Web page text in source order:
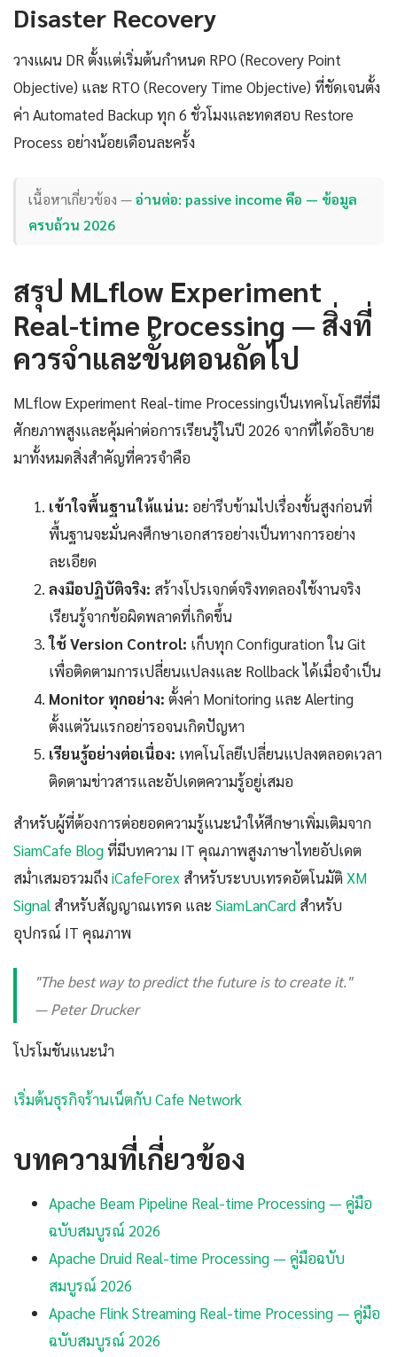
Disaster Recovery
วางแผน DR ตั้งแต่เริ่มต้นกำหนด RPO (Recovery Point
Objective) และ RTO (Recovery Time Objective) ที่ชัดเจนตั้ง
ค่า Automated Backup ทุก 6 ชั่วโมงและทดสอบ Restore
Process อย่างน้อยเดือนละครั้ง
เนื้อหาเกี่ยวข้อง —อ่านต่อ: passive income คือ — ข้อมูล
ครบถ้วน 2026
สรุป MLflow Experiment
Real-time Processing — สิ่งที่
ควรจำและขั้นตอนถัดไป
MLflow Experiment Real-time Processingเป็นเทคโนโลยีที่มี
ศักยภาพสูงและคุ้มค่าต่อการเรียนรู้ในปี 2026 จากที่ได้อธิบาย
มาทั้งหมดสิ่งสำคัญที่ควรจำคือ
เข้าใจพื้นฐานให้แน่น: อย่ารีบข้ามไปเรื่องขั้นสูงก่อนที่
พื้นฐานจะมั่นคงศึกษาเอกสารอย่างเป็นทางการอย่าง
ละเอียด
ลงมือปฏิบัติจริง: สร้างโปรเจกต์จริงทดลองใช้งานจริง
เรียนรู้จากข้อผิดพลาดที่เกิดขึ้น
ใช้ Version Control: เก็บทุก Configuration ใน Git
เพื่อติดตามการเปลี่ยนแปลงและ Rollback ได้เมื่อจำเป็น
Monitor ทุกอย่าง: ตั้งค่า Monitoring และ Alerting
ตั้งแต่วันแรกอย่ารอจนเกิดปัญหา
เรียนรู้อย่างต่อเนื่อง: เทคโนโลยีเปลี่ยนแปลงตลอดเวลา
ติดตามข่าวสารและอัปเดตความรู้อยู่เสมอ
สำหรับผู้ที่ต้องการต่อยอดความรู้แนะนำให้ศึกษาเพิ่มเติมจาก
SiamCafe Blogที่มีบทความ IT คุณภาพสูงภาษาไทยอัปเดต
สม่ำเสมอรวมถึงiCafeForex สำหรับระบบเทรดอัตโนมัติ XM
Signal สำหรับสัญญาณเทรด และ SiamLanCard สำหรับ
อุปกรณ์ IT คุณภาพ
"The best way to predict the future is to create it."
— Peter Drucker
โปรโมชันแนะนำ
เริ่มต้นธุรกิจร้านเน็ตกับ Cafe Network
บทความที่เกี่ยวข้อง
Apache Beam Pipeline Real-time Processing — คู่มือ
ฉบับสมบูรณ์ 2026
Apache Druid Real-time Processing — คู่มือฉบับ
สมบูรณ์ 2026
Apache Flink Streaming Real-time Processing — คู่มือ
ฉบับสมบูรณ์ 2026